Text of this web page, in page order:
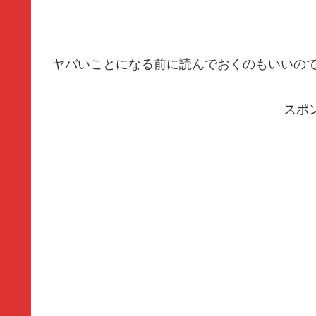
ヤバいことになる前に読んでおくのもいいの
スポ